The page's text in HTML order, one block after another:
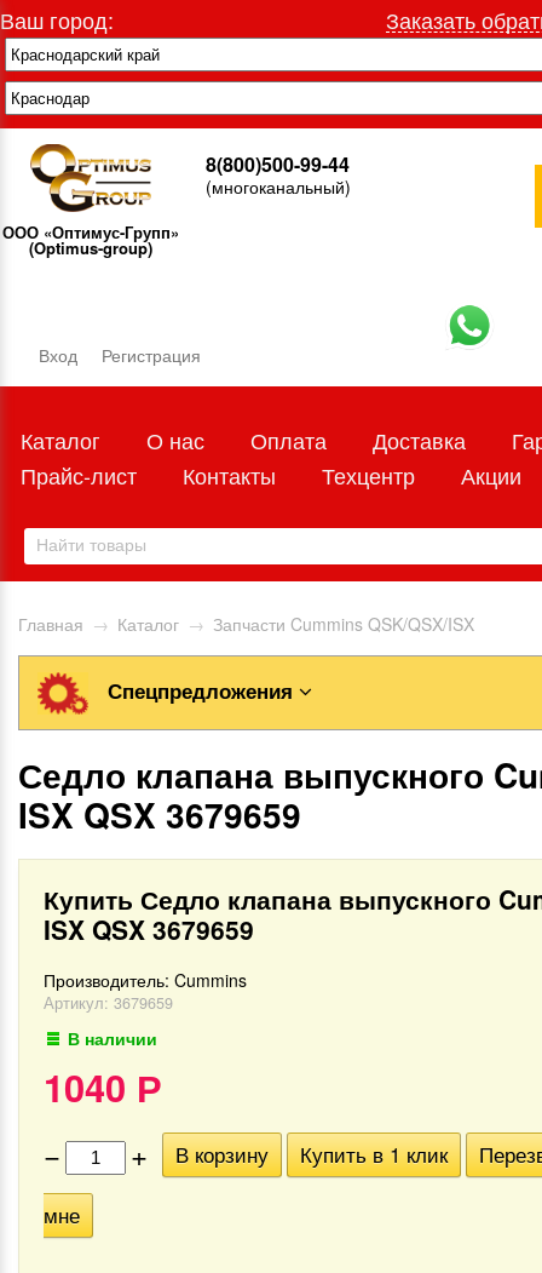
Ваш город: Заказать
ООО «Оптимус-Групп»
(Optimus-group)
8(800)500-99-44
(многоканальный)
Вход Регистрация
Каталог О нас Оплата Доставка
Прайс-лист
Контакты Техцентр Акции
Главная → Каталог → Запчасти Cummins QSK/QSX/ISX
Спецпредложения
Седло клапана выпускного
ISX QSX 3679659
Купить Седло клапана выпускного
ISX QSX 3679659
Производитель: Cummins
Артикул: 3679659
В наличии
1040 Р
−
+ В корзину Купить в 1 клик
мне